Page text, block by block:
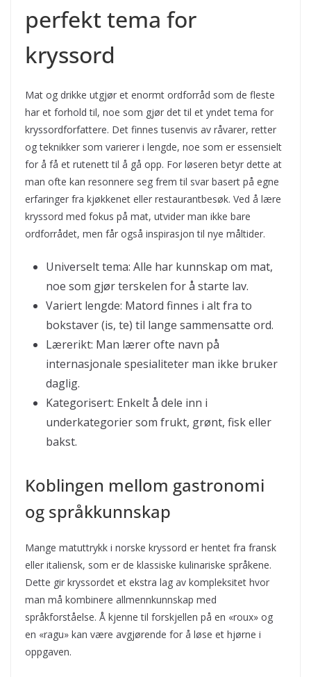
perfekt tema for
kryssord
Mat og drikke utgjør et enormt ordforråd som de fleste
har et forhold til, noe som gjør det til et yndet tema for
kryssordforfattere. Det finnes tusenvis av råvarer, retter
og teknikker som varierer i lengde, noe som er essensielt
for å få et rutenett til å gå opp. For løseren betyr dette at
man ofte kan resonnere seg frem til svar basert på egne
erfaringer fra kjøkkenet eller restaurantbesøk. Ved å lære
kryssord med fokus på mat, utvider man ikke bare
ordforrådet, men får også inspirasjon til nye måltider.
Universelt tema: Alle har kunnskap om mat,
noe som gjør terskelen for å starte lav.
Variert lengde: Matord finnes i alt fra to
bokstaver (is, te) til lange sammensatte ord.
Lærerikt: Man lærer ofte navn på
internasjonale spesialiteter man ikke bruker
daglig.
Kategorisert: Enkelt å dele inn i
underkategorier som frukt, grønt, fisk eller
bakst.
Koblingen mellom gastronomi
og språkkunnskap
Mange matuttrykk i norske kryssord er hentet fra fransk
eller italiensk, som er de klassiske kulinariske språkene.
Dette gir kryssordet et ekstra lag av kompleksitet hvor
man må kombinere allmennkunnskap med
språkforståelse. Å kjenne til forskjellen på en «roux» og
en «ragu» kan være avgjørende for å løse et hjørne i
oppgaven.